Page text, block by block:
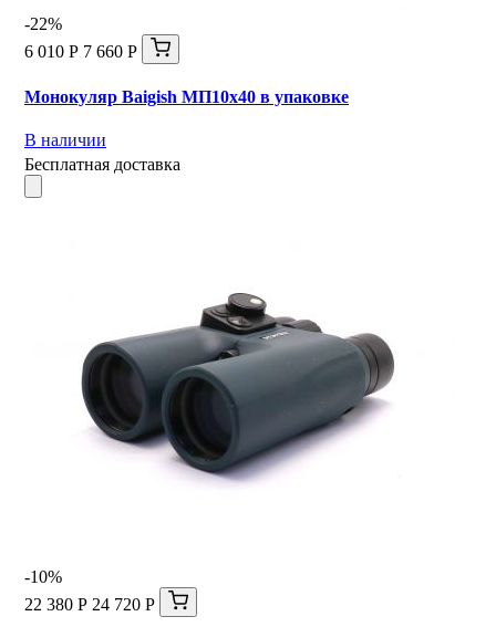
-22%
6 010 Р 7 660 Р
Монокуляр Baigish МП10x40 в упаковке
В наличии
Бесплатная доставка
-10%
22 380 Р 24 720 Р